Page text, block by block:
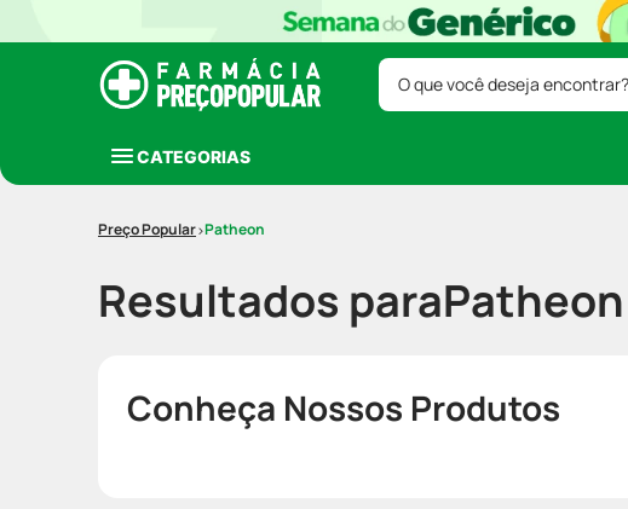
O que você deseja encontrar?
CATEGORIAS
Patheon
Resultados paraPatheon
Conheça Nossos Produtos